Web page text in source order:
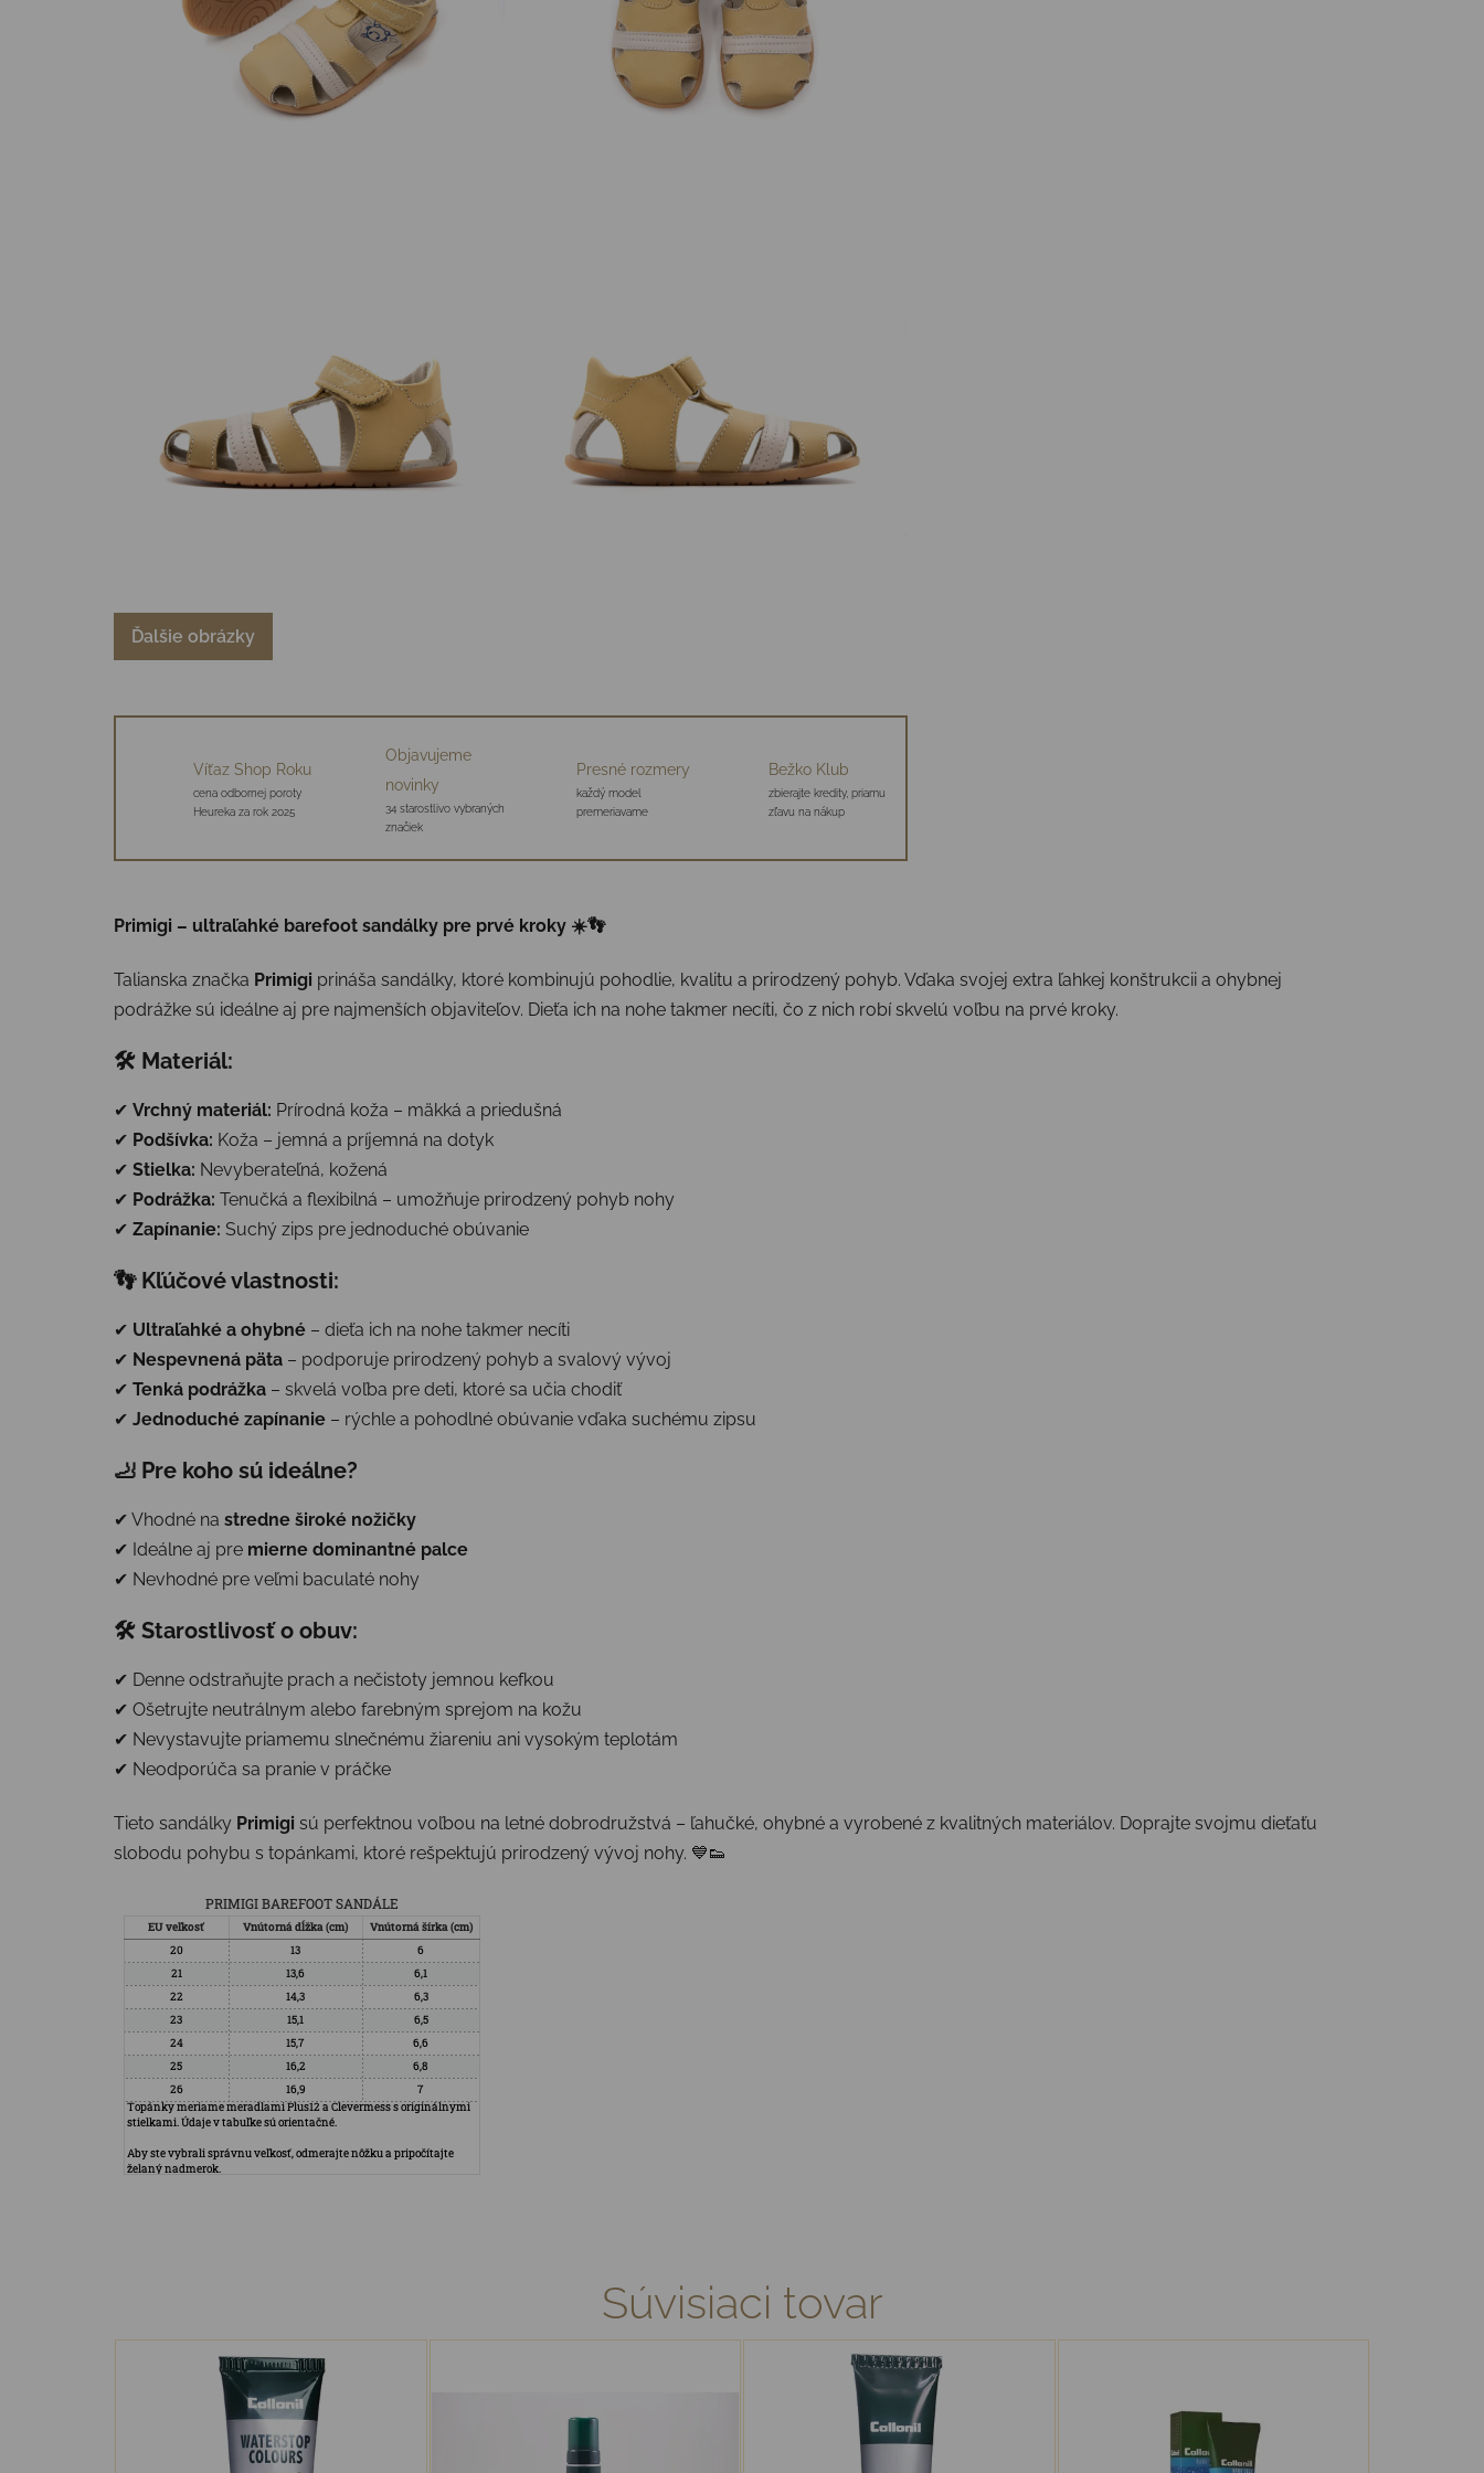
Ďalšie obrázky
Víťaz Shop Roku
cena odbornej poroty
Heureka za rok 2025
Objavujeme
novinky
34 starostlivo vybraných
značiek
Presné rozmery
každý model
premeriavame
Bežko Klub
zbierajte kredity, priamu
zľavu na nákup
Primigi – ultraľahké barefoot sandálky pre prvé kroky ☀️👣
Talianska značka Primigi prináša sandálky, ktoré kombinujú pohodlie, kvalitu a prirodzený pohyb. Vďaka svojej extra ľahkej konštrukcii a ohybnej
podrážke sú ideálne aj pre najmenších objaviteľov. Dieťa ich na nohe takmer necíti, čo z nich robí skvelú voľbu na prvé kroky.
🛠 Materiál:
✔ Vrchný materiál: Prírodná koža – mäkká a priedušná
✔ Podšívka: Koža – jemná a príjemná na dotyk
✔ Stielka: Nevyberateľná, kožená
✔ Podrážka: Tenučká a flexibilná – umožňuje prirodzený pohyb nohy
✔ Zapínanie: Suchý zips pre jednoduché obúvanie
👣 Kľúčové vlastnosti:
✔ Ultraľahké a ohybné – dieťa ich na nohe takmer necíti
✔ Nespevnená päta – podporuje prirodzený pohyb a svalový vývoj
✔ Tenká podrážka – skvelá voľba pre deti, ktoré sa učia chodiť
✔ Jednoduché zapínanie – rýchle a pohodlné obúvanie vďaka suchému zipsu
🦶 Pre koho sú ideálne?
✔ Vhodné na stredne široké nožičky
✔ Ideálne aj pre mierne dominantné palce
✔ Nevhodné pre veľmi baculaté nohy
🛠 Starostlivosť o obuv:
✔ Denne odstraňujte prach a nečistoty jemnou kefkou
✔ Ošetrujte neutrálnym alebo farebným sprejom na kožu
✔ Nevystavujte priamemu slnečnému žiareniu ani vysokým teplotám
✔ Neodporúča sa pranie v práčke
Tieto sandálky Primigi sú perfektnou voľbou na letné dobrodružstvá – ľahučké, ohybné a vyrobené z kvalitných materiálov. Doprajte svojmu dieťaťu
slobodu pohybu s topánkami, ktoré rešpektujú prirodzený vývoj nohy. 💙👟
Súvisiaci tovar